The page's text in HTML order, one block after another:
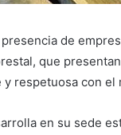
de
que
respetuosa con el
en su sede